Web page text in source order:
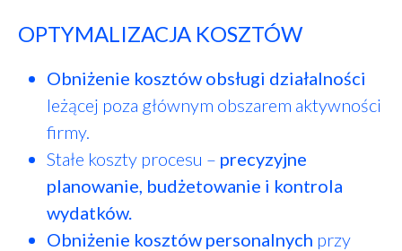
OPTYMALIZACJA KOSZTÓW
Obniżenie kosztów obsługi działalności
leżącej poza głównym obszarem aktywności
firmy.
Stałe koszty procesu – precyzyjne
planowanie, budżetowanie i kontrola
wydatków.
Obniżenie kosztów personalnych przy